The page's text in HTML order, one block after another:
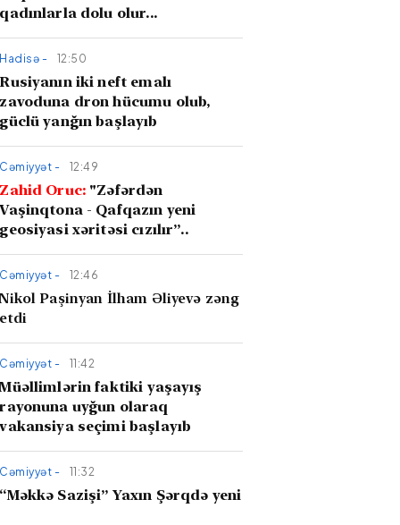
qadınlarla dolu olur...
Hadisə - 12:50
Rusiyanın iki neft emalı
zavoduna dron hücumu olub,
güclü yanğın başlayıb
Cəmiyyət - 12:49
Zahid Oruc: "Zəfərdən
Vaşinqtona - Qafqazın yeni
geosiyasi xəritəsi cızılır”..
Cəmiyyət - 12:46
Nikol Paşinyan İlham Əliyevə zəng
etdi
Cəmiyyət - 11:42
Müəllimlərin faktiki yaşayış
rayonuna uyğun olaraq
vakansiya seçimi başlayıb
Cəmiyyət - 11:32
“Məkkə Sazişi” Yaxın Şərqdə yeni